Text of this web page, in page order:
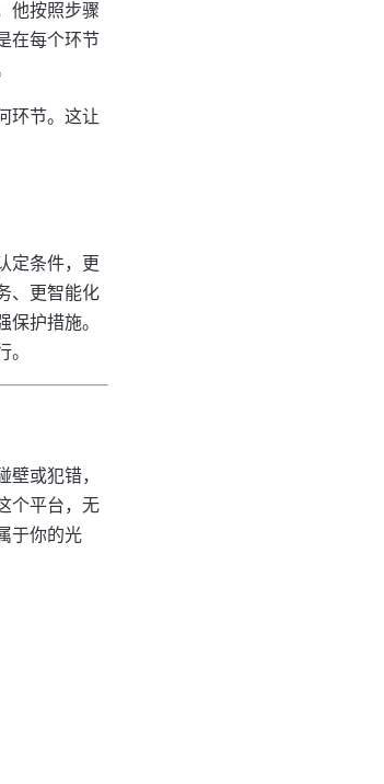
他按照步骤
在每个环节
环节。这让
定条件，更
、更智能化
护措施。
或犯错，
个平台，无
于你的光